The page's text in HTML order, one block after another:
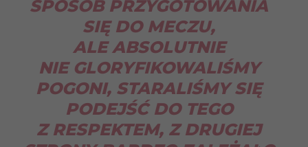
SPOSÓB PRZYGOTOWANIA
SIĘ DO MECZU,
ALE ABSOLUTNIE
NIE GLORYFIKOWALIŚMY
POGONI, STARALIŚMY SIĘ
PODEJŚĆ DO TEGO
Z RESPEKTEM, Z DRUGIEJ